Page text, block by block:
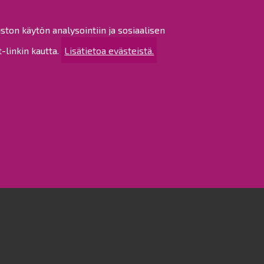
käytön analysointiin ja sosiaalisen
linkin kautta.
Lisätietoa evästeistä.
taajaman
tulee tiedustella
Neuvoa voi aina kysyä,
tontin omistaja tai haltija itse.